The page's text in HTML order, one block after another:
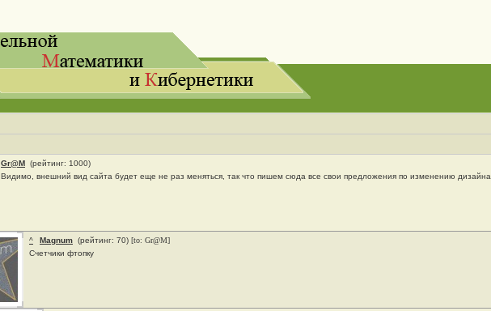
Gr@M (рейтинг: 1000)
Видимо, внешний вид сайта будет еще не раз меняться, так что пишем сюда все свои предложения по изменению дизайна.
^ Magnum (рейтинг: 70) [to: Gr@M]
Счетчики фтопку